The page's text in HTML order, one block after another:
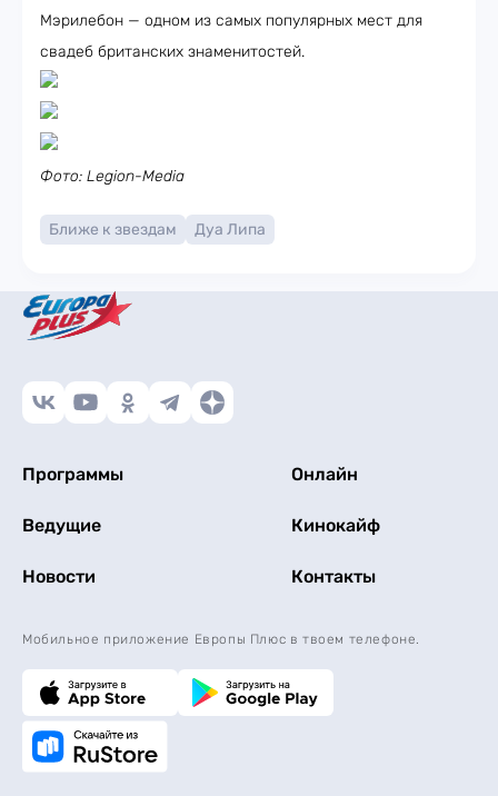
Мэрилебон — одном из самых популярных мест для
свадеб британских знаменитостей.
Фото: Legion-Media
Ближе к звездам Дуа Липа
Программы Онлайн
Ведущие Кинокайф
Новости Контакты
Мобильное приложение Европы Плюс в твоем телефоне.